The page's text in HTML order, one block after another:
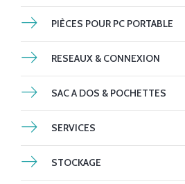
PIÈCES POUR PC PORTABLE
RESEAUX & CONNEXION
SAC A DOS & POCHETTES
SERVICES
STOCKAGE